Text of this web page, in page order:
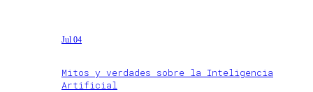
Jul 04
Mitos y verdades sobre la Inteligencia
Artificial